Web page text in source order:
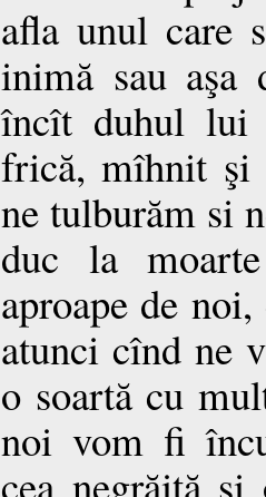
afla unul care
inimă sau aşa
încît duhul lui
frică, mîhnit şi
ne tulburăm si
duc la
aproape de
atunci cînd ne
o soartă cu
noi vom fi
cea negrăită